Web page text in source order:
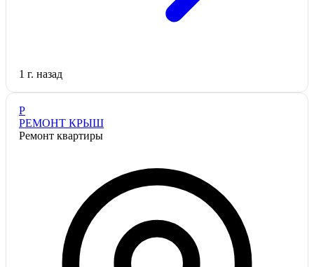
1 г. назад
Р
РЕМОНТ КРЫШ
Ремонт квартиры